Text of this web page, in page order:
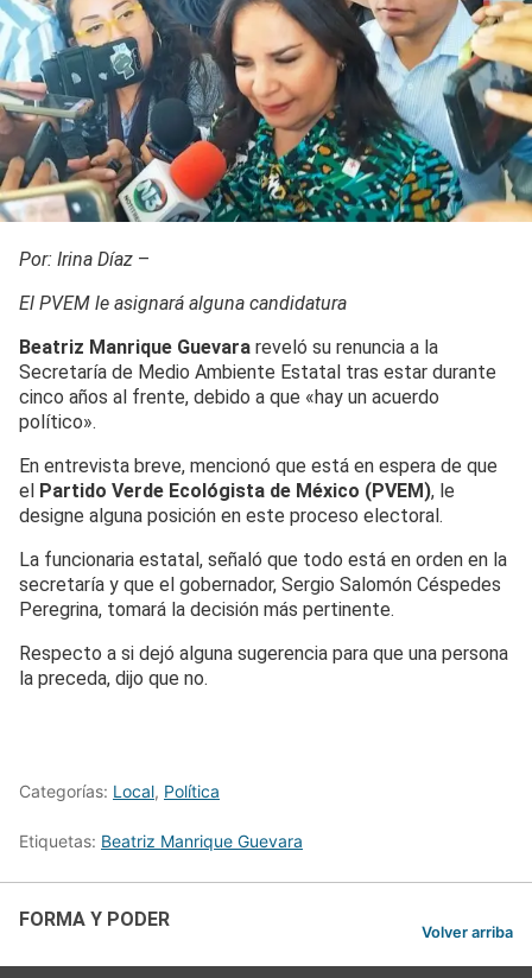
Por: Irina Díaz –
El PVEM le asignará alguna candidatura
Beatriz Manrique Guevara reveló su renuncia a la
Secretaría de Medio Ambiente Estatal tras estar durante
cinco años al frente, debido a que «hay un acuerdo
político».
En entrevista breve, mencionó que está en espera de que
el Partido Verde Ecológista de México (PVEM), le
designe alguna posición en este proceso electoral.
La funcionaria estatal, señaló que todo está en orden en la
secretaría y que el gobernador, Sergio Salomón Céspedes
Peregrina, tomará la decisión más pertinente.
Respecto a si dejó alguna sugerencia para que una persona
la preceda, dijo que no.
Categorías: Local, Política
Etiquetas: Beatriz Manrique Guevara
FORMA Y PODER
Volver arriba